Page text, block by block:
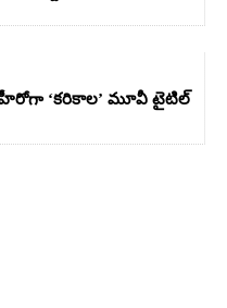
‘కరికాల’ మూవీ టైటిల్